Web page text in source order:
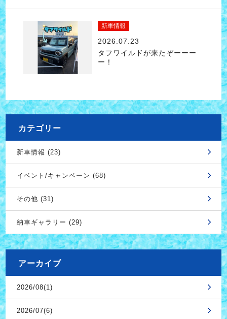
新車情報
2026.07.23
タフワイルドが来たぞーーー
ー！
カテゴリー
新車情報 (23)
イベント/キャンペーン (68)
その他 (31)
納車ギャラリー (29)
アーカイブ
2026/08(1)
2026/07(6)